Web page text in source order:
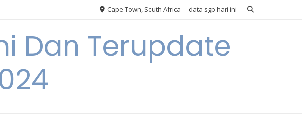
Cape Town, South Africa data sgp hari ini
Dan Terupdate